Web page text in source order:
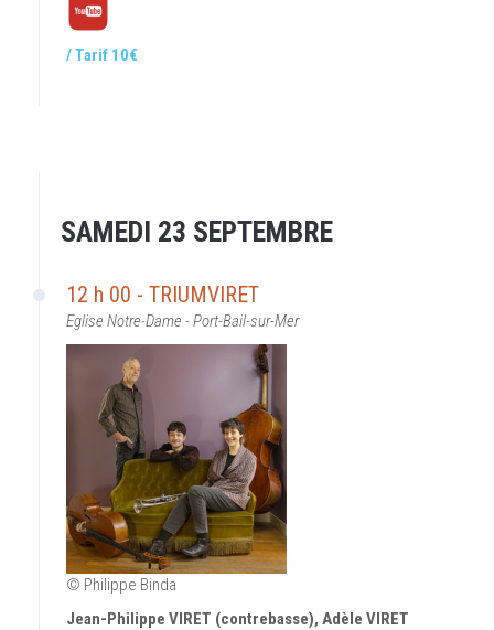
/ Tarif 10€
SAMEDI 23 SEPTEMBRE
12 h 00 - TRIUMVIRET
Eglise Notre-Dame - Port-Bail-sur-Mer
© Philippe Binda
Jean-Philippe VIRET (contrebasse), Adèle VIRET